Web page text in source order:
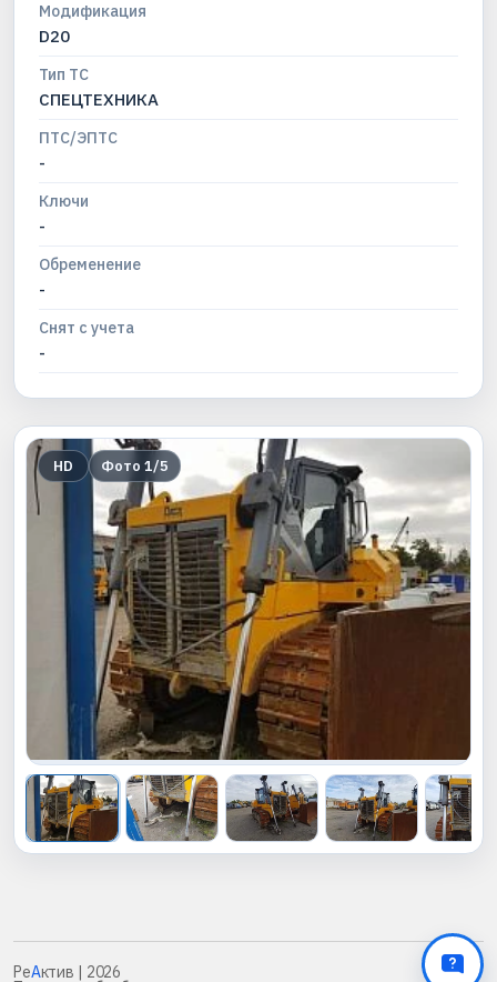
Модификация
D20
Тип ТС
СПЕЦТЕХНИКА
ПТС/ЭПТС
-
Ключи
-
Обременение
-
Снят с учета
-
HD Фото 1/5
РеАктив | 2026